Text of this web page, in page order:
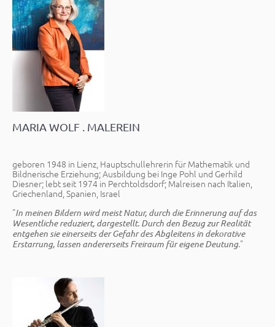
MARIA WOLF . MALEREIN
geboren 1948 in Lienz, Hauptschullehrerin für Mathematik und
Bildnerische Erziehung; Ausbildung bei Inge Pohl und Gerhild
Diesner; lebt seit 1974 in Perchtoldsdorf; Malreisen nach Italien,
Griechenland, Spanien, Israel
"In meinen Bildern wird meist Natur, durch die Erinnerung auf das
Wesentliche reduziert, dargestellt. Durch den Bezug zur Realität
entgehen sie einerseits der Gefahr des Abgleitens in dekorative
Erstarrung, lassen andererseits Freiraum für eigene Deutung."